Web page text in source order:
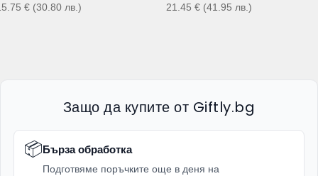
€ (30.80 лв. ) 21.45 € (41.95 лв. )
Защо да купите от Giftly.bg
📦Бърза обработка
Подготвяме поръчките още в деня на